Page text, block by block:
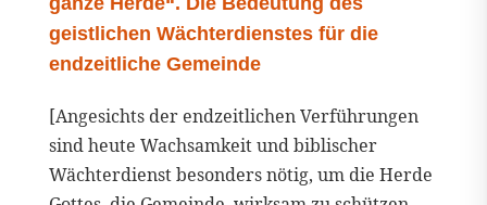
geistlichen Wächterdienstes für die
endzeitliche Gemeinde
[Angesichts der endzeitlichen Verführungen
sind heute Wachsamkeit und biblischer
Wächterdienst besonders nötig, um die Herde